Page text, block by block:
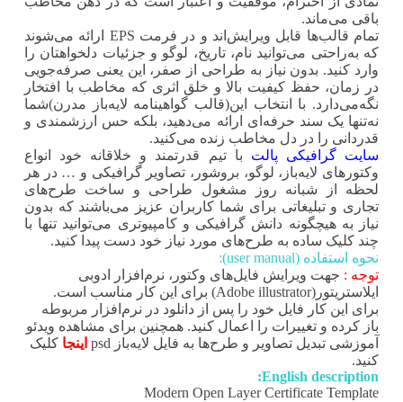
باقی می‌ماند.
تمام قالب‌ها قابل ویرایش‌اند و در فرمت‌ EPS ارائه می‌شوند
که به‌راحتی می‌توانید نام، تاریخ، لوگو و جزئیات دلخواهتان را
وارد کنید. بدون نیاز به طراحی از صفر، این یعنی صرفه‌جویی
در زمان، حفظ کیفیت بالا و خلق اثری که مخاطب با افتخار
نگه‌می‌دارد. با انتخاب این(قالب گواهینامه لایه‌باز مدرن)شما
نه‌تنها یک سند حرفه‌ای ارائه می‌دهید، بلکه حس ارزشمندی و
قدردانی را در دل مخاطب زنده می‌کنید.
سایت گرافیکی پالت با تیم قدرتمند و خلاقانه خود انواع
وکتورهای لایه‌باز، لوگو، بروشور، تصاویر گرافیکی و … در هر
لحظه از شبانه روز مشغول طراحی و ساخت طرح‌های
تجاری و تبلیغاتی برای شما کاربران عزیز می‌باشند که بدون
نیاز به هیچگونه دانش گرافیکی و کامپیوتری می‌توانید تنها با
چند کلیک ساده به طرح‌های مورد نیاز خود دست پیدا کنید.
نحوه استفاده (user manual):
توجه : جهت ویرایش فایل‌های وکتور، نرم‌افزار ادوبی
ایلاستریتور(Adobe illustrator) برای این کار مناسب است.
برای این کار فایل خود را پس از دانلود در نرم‌افزار مربوطه
باز کرده و تغییرات را اعمال کنید. همچنین برای مشاهده ویدئو
آموزشی تبدیل تصاویر و طرح‌ها به فایل لایه‌باز psd
اینجا کلیک
کنید.
English description:
Modern Open Layer Certificate Template